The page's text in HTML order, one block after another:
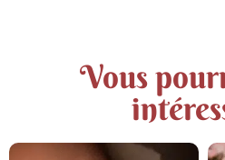
Vous